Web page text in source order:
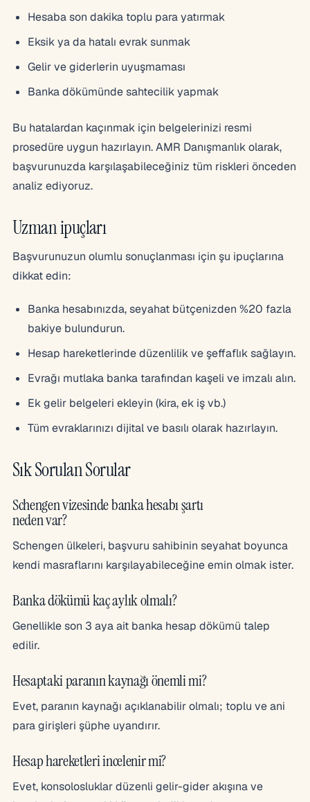
Hesaba son dakika toplu para yatırmak
Eksik ya da hatalı evrak sunmak
Gelir ve giderlerin uyuşmaması
Banka dökümünde sahtecilik yapmak
Bu hatalardan kaçınmak için belgelerinizi resmi
prosedüre uygun hazırlayın. AMR Danışmanlık olarak,
başvurunuzda karşılaşabileceğiniz tüm riskleri önceden
analiz ediyoruz.
Uzman ipuçları
Başvurunuzun olumlu sonuçlanması için şu ipuçlarına
dikkat edin:
Banka hesabınızda, seyahat bütçenizden %20 fazla
bakiye bulundurun.
Hesap hareketlerinde düzenlilik ve şeffaflık sağlayın.
Evrağı mutlaka banka tarafından kaşeli ve imzalı alın.
Ek gelir belgeleri ekleyin (kira, ek iş vb.)
Tüm evraklarınızı dijital ve basılı olarak hazırlayın.
Sık Sorulan Sorular
Schengen vizesinde banka hesabı şartı
neden var?
Schengen ülkeleri, başvuru sahibinin seyahat boyunca
kendi masraflarını karşılayabileceğine emin olmak ister.
Banka dökümü kaç aylık olmalı?
Genellikle son 3 aya ait banka hesap dökümü talep
edilir.
Hesaptaki paranın kaynağı önemli mi?
Evet, paranın kaynağı açıklanabilir olmalı; toplu ve ani
para girişleri şüphe uyandırır.
Hesap hareketleri incelenir mi?
Evet, konsolosluklar düzenli gelir-gider akışına ve